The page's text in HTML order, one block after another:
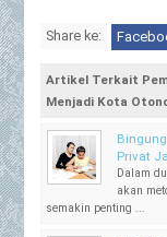
Share ke:
Artikel Terkait
Menjadi Kota
Privat
Dalam
akan
semakin penting ...